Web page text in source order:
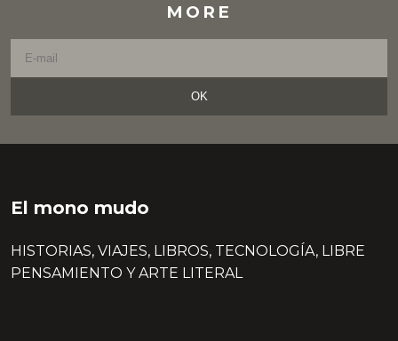
MORE
OK
El mono mudo
HISTORIAS, VIAJES, LIBROS, TECNOLOGÍA, LIBRE
PENSAMIENTO Y ARTE LITERAL